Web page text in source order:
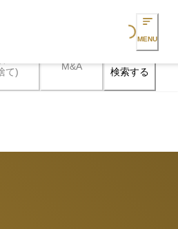
Loading...
MENU
て)
M&A 検索する